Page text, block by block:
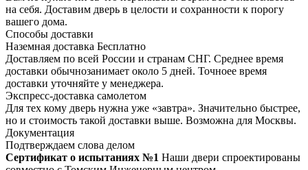
на себя. Доставим дверь в целости и сохранности к порогу
вашего дома.
Способы доставки
Наземная доставка Бесплатно
Доставляем по всей России и странам СНГ. Среднее время
доставки обычнозанимает около 5 дней. Точноее время
доставки уточняйте у менеджера.
Экспресс-доставка самолетом
Для тех кому дверь нужна уже «завтра». Значительно быстрее,
но и стоимость такой доставки выше. Возможна для Москвы.
Документация
Подтверждаем слова делом
Сертификат о испытаниях №1 Наши двери спроектированы